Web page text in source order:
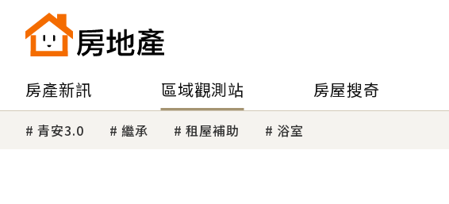
房產新訊 區域觀測站 房屋搜奇
青安3.0 繼承 租屋補助 浴室